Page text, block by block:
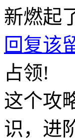
新燃起
回复该
占领!
这个攻
识，进